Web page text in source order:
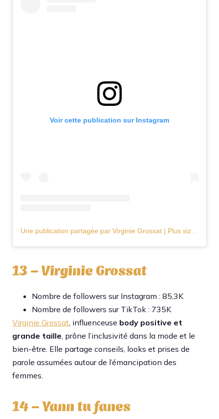
Voir cette publication sur Instagram
13 – Virginie Grossat
Nombre de followers sur Instagram : 85,3K
Nombre de followers sur TikTok : 735K
Virginie Grossat , influenceuse body positive et
grande taille , prône l’inclusivité dans la mode et le
bien-être. Elle partage conseils, looks et prises de
parole assumées autour de l’émancipation des
femmes.​
14 – Yann tu fanes